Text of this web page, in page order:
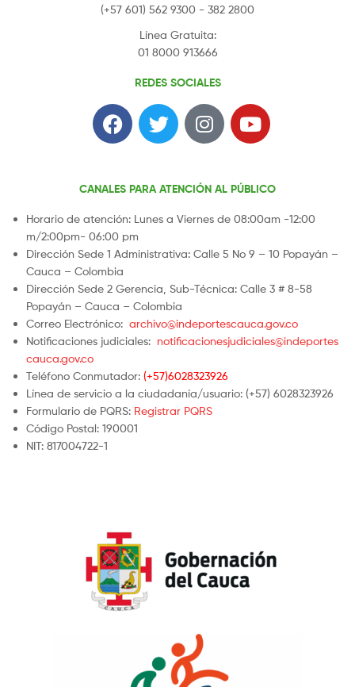
(+57 601) 562 9300 - 382 2800
Línea Gratuita:
01 8000 913666
REDES SOCIALES
CANALES PARA ATENCIÓN AL PÚBLICO
Horario de atención: Lunes a Viernes de 08:00am -12:00
m/2:00pm- 06:00 pm
Dirección Sede 1 Administrativa: Calle 5 No 9 – 10 Popayán –
Cauca – Colombia
Dirección Sede 2 Gerencia, Sub-Técnica: Calle 3 # 8-58
Popayán – Cauca – Colombia
Correo Electrónico: archivo@indeportescauca.gov.co
Notificaciones judiciales: notificacionesjudiciales@indeportes
cauca.gov.co
Teléfono Conmutador: (+57)6028323926
Línea de servicio a la ciudadanía/usuario: (+57) 6028323926
Formulario de PQRS: Registrar PQRS
Código Postal: 190001
NIT: 817004722-1